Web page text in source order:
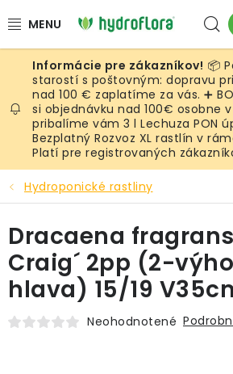
na
RASTLINY
UMELÉ RASTLINY
KVETINÁČE
SUBSTRÁTY A PRÍSLUŠENSTVO
SERVIS INTERIÉROVEJ ZELENE
MACHY
ŽIVÉ STENY
📦
starostí s poštovným: dopravu
nad 100 € zaplatíme za vás. ➕
si objednávku nad 100€ osobne
pribalíme vám 3 l Lechuza PON
Bezplatný Rozvoz XL rastlín v
Platí pre registrovaných
Hydroponické rastliny
Dracaena
Craig´ 2pp (2-
hlava) 15/19
Neohodnotené